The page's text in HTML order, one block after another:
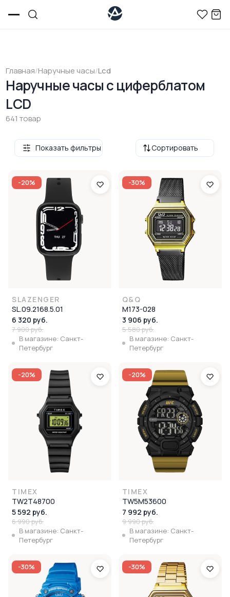
Главная/Наручные часы/Lcd
Наручные часы с циферблатом
LCD
641 товар
Сортировать
Показать фильтры
-20%
SLAZENGER
SL.09.2168.5.01
6 320 руб.
7 900 руб.
В магазине: Санкт-
Петербург
-30%
Q&Q
M173-028
3 906 руб.
5 580 руб.
В магазине: Санкт-
Петербург
-20%
TIMEX
TW2T48700
5 592 руб.
6 990 руб.
В магазине: Санкт-
Петербург
-20%
TIMEX
TW5M53600
7 992 руб.
9 990 руб.
В магазине: Санкт-
Петербург
-30% -30%